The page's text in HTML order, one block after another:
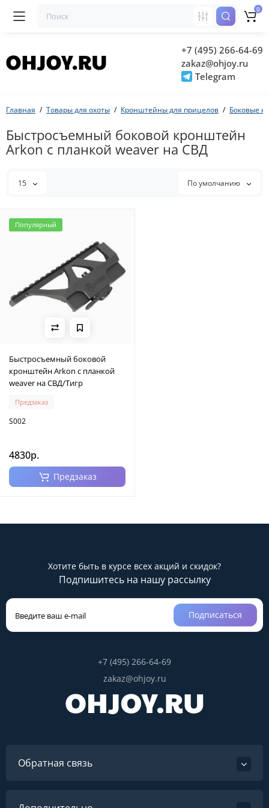
+7 (495) 266-64-69
zakaz@ohjoy.ru
Telegram
0
Главная Товары для охоты Кронштейны для прицелов Боковые
Быстросъемный боковой кронштейн
Arkon с планкой weaver на СВД
15 По умолчанию
Популярный
Быстросъемный боковой
кронштейн Arkon с планкой
weaver на СВД/Тигр
Предзаказ
S002
4830р.
Предзаказ
Хотите быть в курсе всех акций и скидок?
Подпишитесь на нашу рассылку
Подписаться
+7 (495) 266-64-69
zakaz@ohjoy.ru
Обратная связь